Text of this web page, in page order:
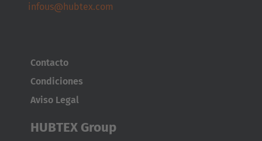
infous@hubtex.com
Contacto
Condiciones
Aviso Legal
HUBTEX Group